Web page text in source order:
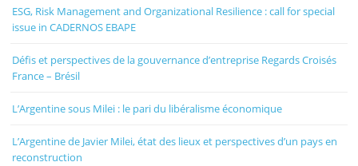
ESG, Risk Management and Organizational Resilience : call for special
issue in CADERNOS EBAPE
Défis et perspectives de la gouvernance d’entreprise Regards Croisés
France – Brésil
L’Argentine sous Milei : le pari du libéralisme économique
L’Argentine de Javier Milei, état des lieux et perspectives d’un pays en
reconstruction